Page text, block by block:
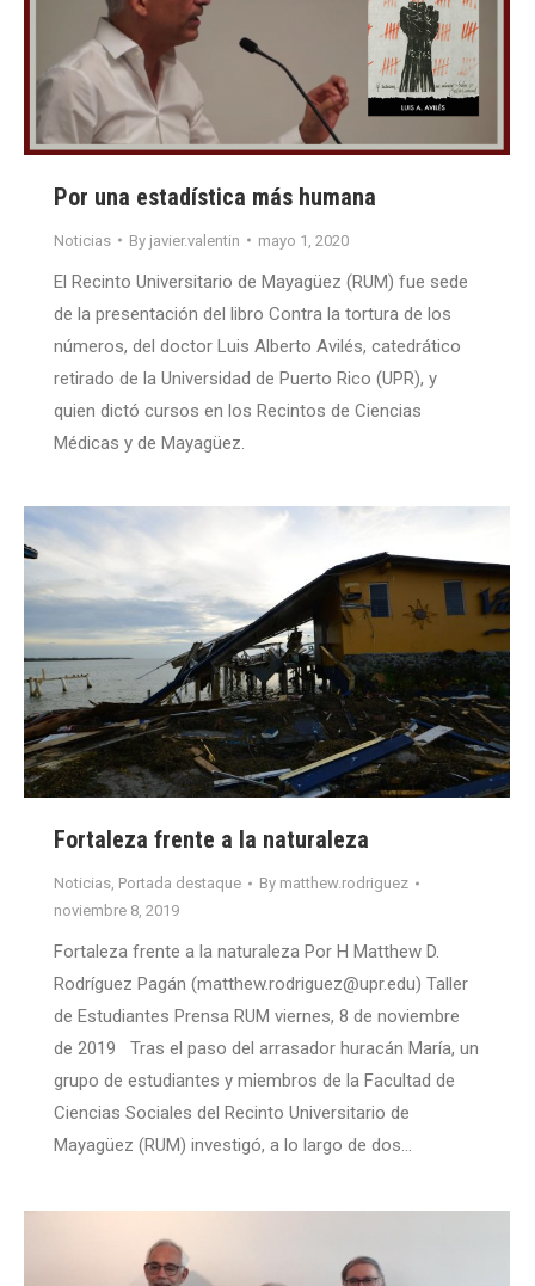
Por una estadística más humana
Noticias By javier.valentin mayo 1, 2020
El Recinto Universitario de Mayagüez (RUM) fue sede
de la presentación del libro Contra la tortura de los
números, del doctor Luis Alberto Avilés, catedrático
retirado de la Universidad de Puerto Rico (UPR), y
quien dictó cursos en los Recintos de Ciencias
Médicas y de Mayagüez.
Fortaleza frente a la naturaleza
Noticias, Portada destaque By matthew.rodriguez
noviembre 8, 2019
Fortaleza frente a la naturaleza Por H Matthew D.
Rodríguez Pagán (matthew.rodriguez@upr.edu) Taller
de Estudiantes Prensa RUM viernes, 8 de noviembre
de 2019 Tras el paso del arrasador huracán María, un
grupo de estudiantes y miembros de la Facultad de
Ciencias Sociales del Recinto Universitario de
Mayagüez (RUM) investigó, a lo largo de dos…